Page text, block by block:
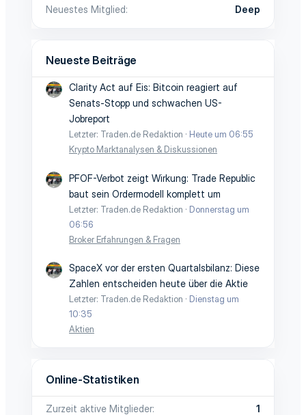
Neuestes Mitglied
Deep
Neueste Beiträge
Clarity Act auf Eis: Bitcoin reagiert auf
Senats-Stopp und schwachen US-
Jobreport
Letzter: Traden.de Redaktion
Heute um 06:55
Krypto Marktanalysen & Diskussionen
PFOF-Verbot zeigt Wirkung: Trade Republic
baut sein Ordermodell komplett um
Letzter: Traden.de Redaktion
Donnerstag um
06:56
Broker Erfahrungen & Fragen
SpaceX vor der ersten Quartalsbilanz: Diese
Zahlen entscheiden heute über die Aktie
Letzter: Traden.de Redaktion
Dienstag um
10:35
Aktien
Online-Statistiken
Zurzeit aktive Mitglieder
1